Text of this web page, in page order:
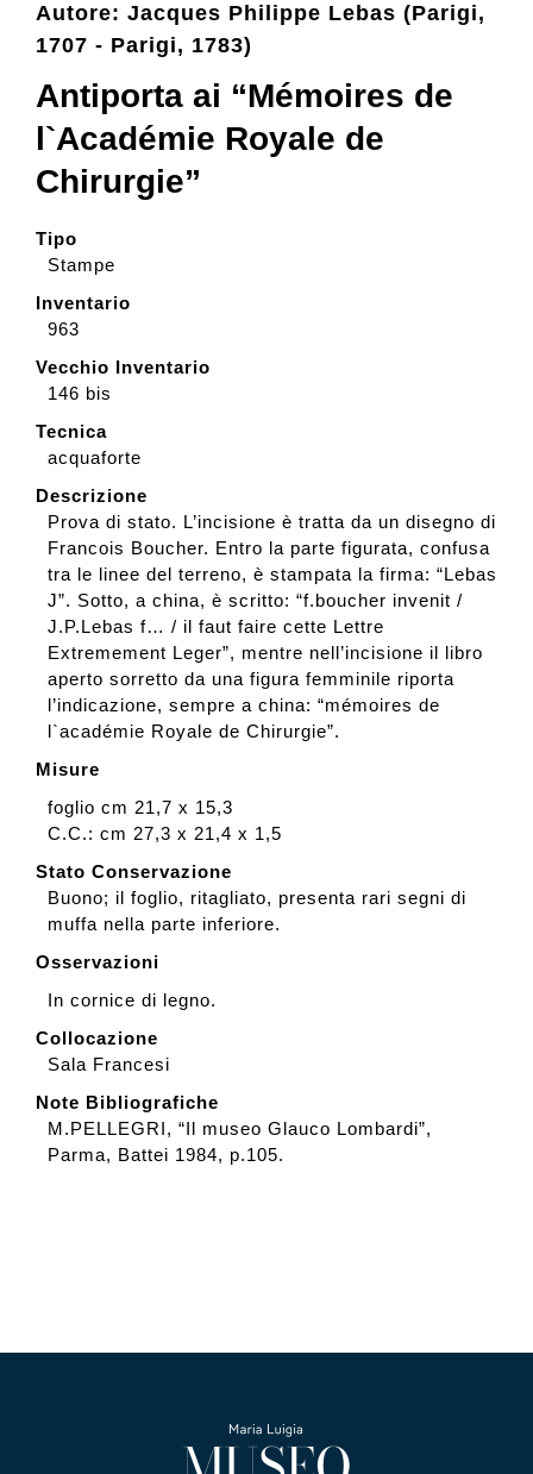
Cerca
English
Autore: Jacques Philippe Lebas (Parigi,
1707 - Parigi, 1783)
Antiporta ai “Mémoires de
l`Académie Royale de
Chirurgie”
Tipo
Stampe
Inventario
963
Vecchio Inventario
146 bis
Tecnica
acquaforte
Descrizione
Prova di stato. L’incisione è tratta da un disegno di
Francois Boucher. Entro la parte figurata, confusa
tra le linee del terreno, è stampata la firma: “Lebas
J”. Sotto, a china, è scritto: “f.boucher invenit /
J.P.Lebas f… / il faut faire cette Lettre
Extremement Leger”, mentre nell’incisione il libro
aperto sorretto da una figura femminile riporta
l’indicazione, sempre a china: “mémoires de
l`académie Royale de Chirurgie”.
Misure
foglio cm 21,7 x 15,3
C.C.: cm 27,3 x 21,4 x 1,5
Stato Conservazione
Buono; il foglio, ritagliato, presenta rari segni di
muffa nella parte inferiore.
Osservazioni
In cornice di legno.
Collocazione
Sala Francesi
Note Bibliografiche
M.PELLEGRI, “Il museo Glauco Lombardi”,
Parma, Battei 1984, p.105.